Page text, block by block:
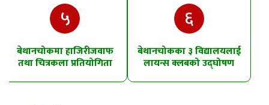
५
बेथानचोकमा हाजिरीजवाफ
तथा चित्रकला प्रतियोगिता
६
बेथानचोकका ३ विद्यालयलाई
लायन्स क्लबको उद्घोषण